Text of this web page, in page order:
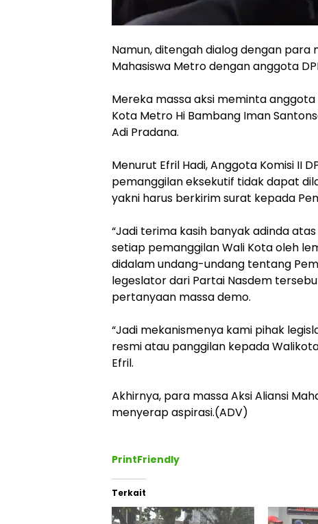
‎Namun, ditengah dialog dengan
Mahasiswa Metro dengan anggota
‎Mereka massa aksi meminta
Kota Metro Hi Bambang Iman
Adi Pradana.
‎Menurut Efril Hadi, Anggota Komisi II
pemanggilan eksekutif tidak dapat
yakni harus berkirim surat kepada
‎“Jadi terima kasih banyak adinda
setiap pemanggilan Wali Kota oleh
didalam undang-undang tentang
legeslator dari Partai Nasdem
pertanyaan massa demo.
‎“Jadi mekanismenya kami pihak
resmi atau panggilan kepada
Efril.
‎Akhirnya, para massa Aksi Aliansi
menyerap aspirasi.(ADV)
PrintFriendly
Terkait